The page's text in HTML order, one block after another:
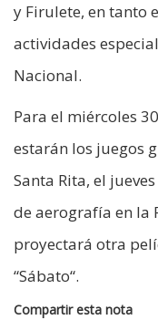
y Firulete, en tanto
actividades
Nacional.
Para el miércoles
estarán los juegos
Santa Rita, el
de aerografía en la
proyectará otra
“Sábato“.
Compartir esta nota